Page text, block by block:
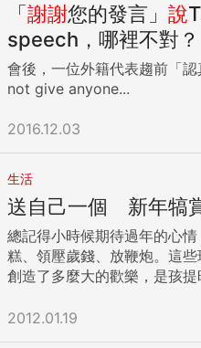
「謝謝您的發言」 說
speech，哪裡不對？
會後，一位外籍代表趨前「
not give anyone...
2016.12.03
生活
送自己一個 新年犒
總記得小時候期待過年的心
糕、領壓歲錢、放鞭炮。這
創造了多麼大的歡樂，是孩提時最
始；不論花錢不花錢，先好好
2012.01.19